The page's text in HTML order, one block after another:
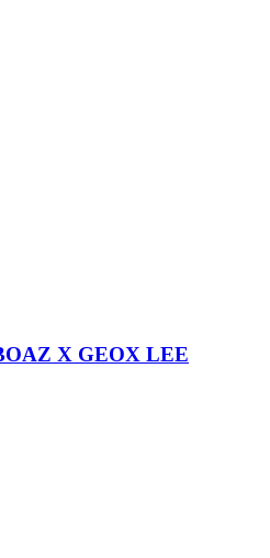
X GEOX LEE